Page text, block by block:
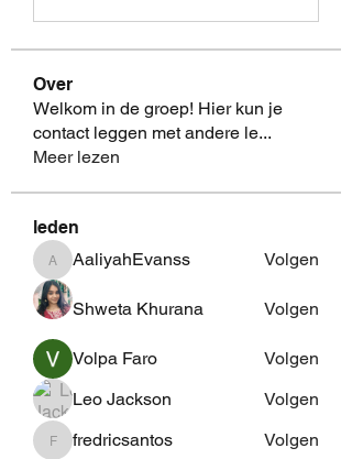
Over
Welkom in de groep! Hier kun je
contact leggen met andere le...
Meer lezen
leden
AaliyahEvanss
AaliyahEvanss Volgen
Shweta Khurana Volgen
Volpa Faro
Volgen
Leo Jackson
Volgen
fredricsantos
fredricsantos
Volgen